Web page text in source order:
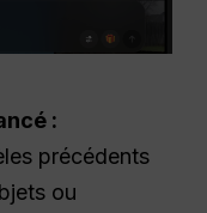
:
précédents
ou